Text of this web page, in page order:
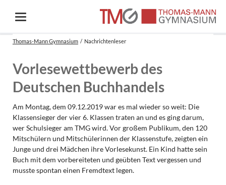
Thomas-Mann Gymnasium Nachrichtenleser
Vorlesewettbewerb des
Deutschen Buchhandels
Am Montag, dem 09.12.2019 war es mal wieder so weit: Die
Klassensieger der vier 6. Klassen traten an und es ging darum,
wer Schulsieger am TMG wird. Vor großem Publikum, den 120
Mitschülern und Mitschülerinnen der Klassenstufe, zeigten ein
Junge und drei Mädchen ihre Vorlesekunst. Ein Kind hatte sein
Buch mit dem vorbereiteten und geübten Text vergessen und
musste spontan einen Fremdtext legen.